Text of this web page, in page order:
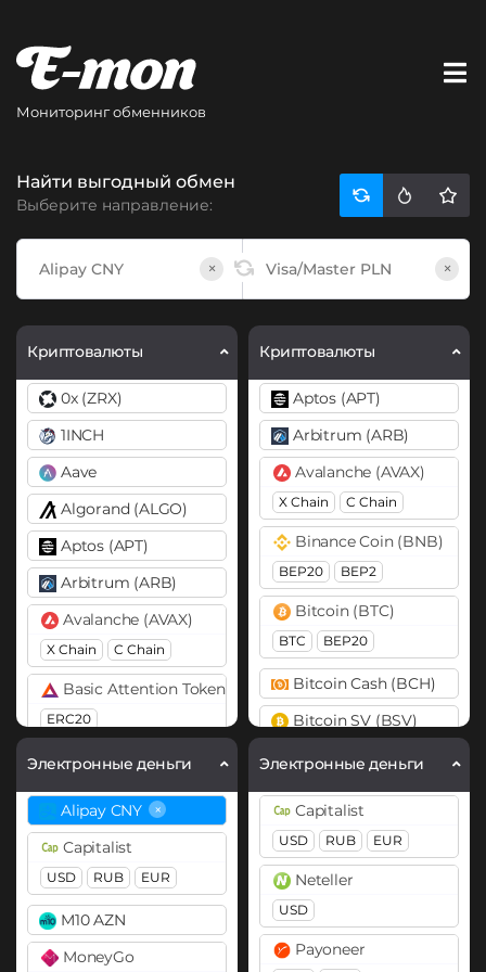
Мониторинг обменников
Найти выгодный обмен
Выберите направление:
× ×
Криптовалюты
0x (ZRX)
1INCH
Aave
Algorand (ALGO)
Aptos (APT)
Arbitrum (ARB)
Avalanche (AVAX)
X Chain C Chain
Basic Attention Token (BAT)
ERC20
Binance Coin (BNB)
BEP20
Bitcoin (BTC)
BTC BEP20
OP
ARB AVAXC
Bitcoin Cash (BCH)
Bitcoin SV (BSV)
Электронные деньги
Alipay CNY ×
Capitalist
USD RUB EUR
M10 AZN
MoneyGo
Криптовалюты
Aptos (APT)
Arbitrum (ARB)
Avalanche (AVAX)
X Chain C Chain
Binance Coin (BNB)
BEP20 BEP2
Bitcoin (BTC)
BTC BEP20
Bitcoin Cash (BCH)
Bitcoin SV (BSV)
Cardano (ADA)
Cosmos (ATOM)
DASH
Dogecoin (DOGE)
DOGE
Polkadot (DOT)
DOT
Электронные деньги
Capitalist
USD RUB EUR
Neteller
USD
Payoneer